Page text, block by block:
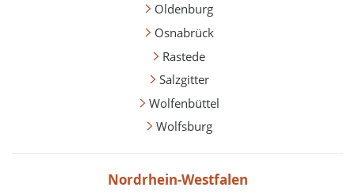
Oldenburg
Osnabrück
Rastede
Salzgitter
Wolfenbüttel
Wolfsburg
Nordrhein-Westfalen